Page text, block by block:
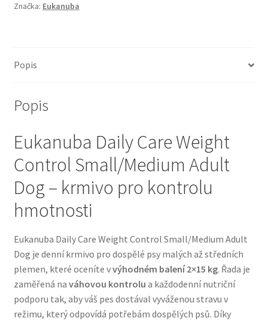
Bozita pro psy — Švédské krmivo s nordickou kvalitou
Brit pro psy
Granule pro psy
Natural Trainer pro psy — Italské krmivo s
Happy Dog — Německá kvalita a přirozené složení
Hill’s pro psy
Hračky pro psy
Značka: Eukanuba
Popis
Popis
Eukanuba Daily Care Weight
Control Small/Medium Adult
Dog – krmivo pro kontrolu
hmotnosti
Eukanuba Daily Care Weight Control Small/Medium Adult
Dog je denní krmivo pro dospělé psy malých až středních
plemen, které oceníte vvýhodném balení 2×15 kg. Řada je
zaměřená na váhovou kontrolu a každodenní nutriční
podporu tak, aby váš pes dostával vyváženou stravu v
režimu, který odpovídá potřebám dospělých psů. Díky